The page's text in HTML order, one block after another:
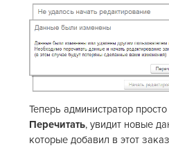
Теперь администратор
Перечитать, увидит новые
которые добавил в этот